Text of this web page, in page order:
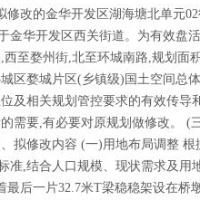
改的金华开发区湖海塘北单元02
金华开发区西关街道。为有效盘
至婺州街,北至环城南路,规划面
区婺城片区(乡镇级)国土空间总
及相关规划管控要求的有效传
需要,有必要对原规划做修改。
拟修改内容 (一)用地布局调整
准,结合人口规模、现状需求及用
后一片32.7米T梁稳稳架设在桥